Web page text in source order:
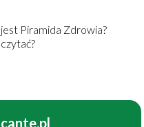
Piramida Zdrowia?
czytać?